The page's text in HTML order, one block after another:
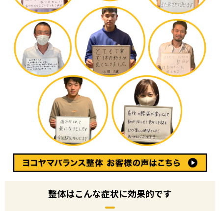
整体はこんな症状に効果的です